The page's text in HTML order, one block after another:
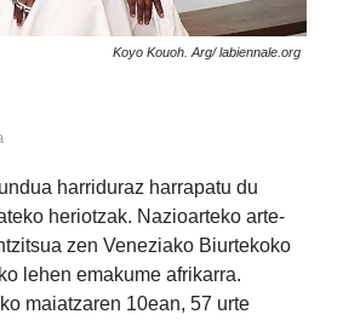
Koyo Kouoh. Arg/ labiennale.org
harriduraz harrapatu du
heriotzak. Nazioarteko arte-
zen Veneziako Biurtekoko
lehen emakume afrikarra.
maiatzaren 10ean, 57 urte